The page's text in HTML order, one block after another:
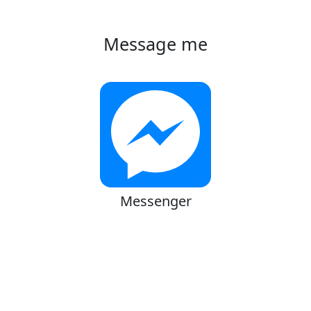
Message me
Messenger